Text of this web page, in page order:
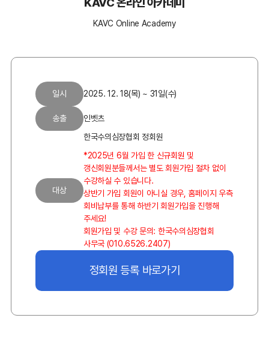
KAVC Online Academy
일시 2025. 12. 18(목) ~ 31일(수)
송출 인벳츠
대상
한국수의심장협회 정회원
*2025년 6월 가입 한 신규회원 및
갱신회원분들께서는 별도 회원가입 절차 없이
수강하실 수 있습니다.
상반기 가입 회원이 아니실 경우, 홈페이지 우측
회비납부를 통해 하반기 회원가입을 진행해
주세요!
회원가입 및 수강 문의: 한국수의심장협회
사무국 (010.6526.2407)
정회원 등록 바로가기